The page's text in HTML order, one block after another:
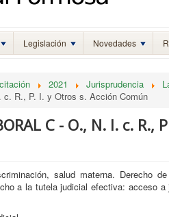
Legislación Novedades
2021 Jurisprudencia
c. R., P. I. y Otros s. Acción Común
C - O., N. I. c. R.,
salud materna. Derecho
a la tutela judicial efectiva: acceso